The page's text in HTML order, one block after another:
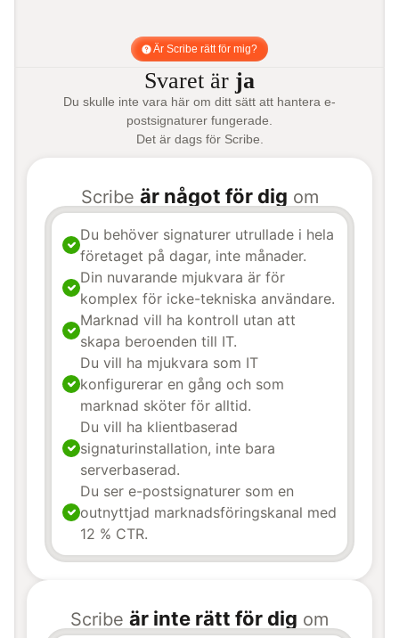
Är Scribe rätt för mig?
Svaret är ja
Du skulle inte vara här om ditt sätt att hantera e-
postsignaturer fungerade.
Det är dags för Scribe.
Scribe är något för dig om
Du behöver signaturer utrullade i hela
företaget på dagar, inte månader.
Din nuvarande mjukvara är för
komplex för icke-tekniska användare.
Marknad vill ha kontroll utan att
skapa beroenden till IT.
Du vill ha mjukvara som IT
konfigurerar en gång och som
marknad sköter för alltid.
Du vill ha klientbaserad
signaturinstallation, inte bara
serverbaserad.
Du ser e-postsignaturer som en
outnyttjad marknadsföringskanal med
12 % CTR.
Scribe är inte rätt för dig om